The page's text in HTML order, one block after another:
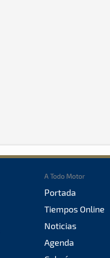
A Todo Motor
Portada
Tiempos Online
Noticias
Agenda